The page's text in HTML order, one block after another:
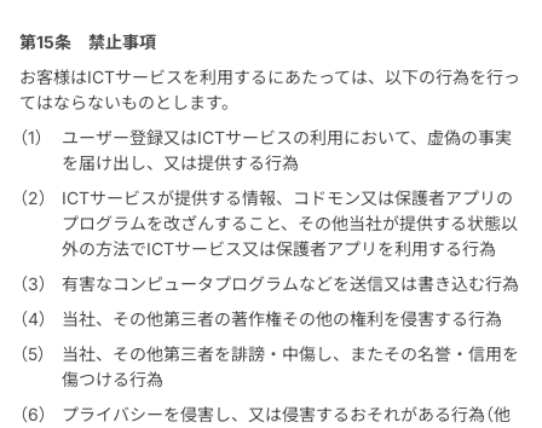
第15条
禁止事項
お客様はICTサービスを利用するにあたっては、以下の行為を行っ
てはならないものとします。
ユーザー登録又はICTサービスの利用において、虚偽の事実
を届け出し、又は提供する行為
ICTサービスが提供する情報、コドモン又は保護者アプリの
プログラムを改ざんすること、その他当社が提供する状態以
外の方法でICTサービス又は保護者アプリを利用する行為
有害なコンピュータプログラムなどを送信又は書き込む行為
当社、その他第三者の著作権その他の権利を侵害する行為
当社、その他第三者を誹謗・中傷し、またその名誉・信用を
傷つける行為
プライバシーを侵害し、又は侵害するおそれがある行為（他